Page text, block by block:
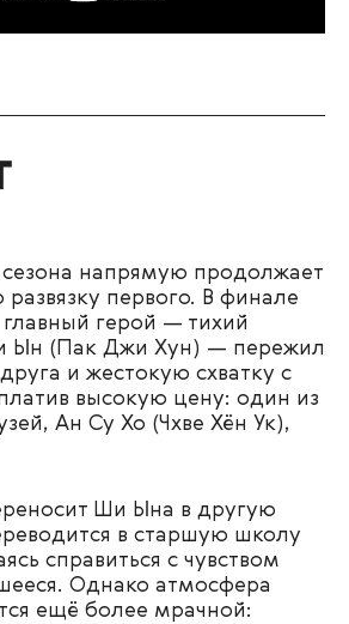
напрямую продолжает
первого. В финале
герой — тихий
Ын ( Пак Джи Хун ) — пережил
и жестокую схватку с
высокую цену: один из
Ан Су Хо (Чхве Хён Ук),
Ши Ына в другую
в старшую школу
справиться с чувством
Однако атмосфера
ещё более мрачной: